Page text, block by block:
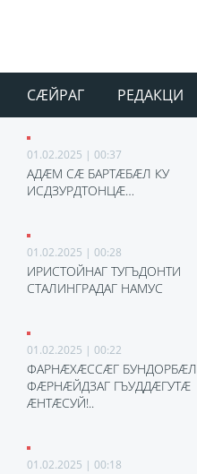
СÆЙРАГ РЕДАКЦИ
01.02.2025 | 00:37
АДÆМ СÆ БАРТÆБÆЛ КУ
ИСДЗУРДТОНЦÆ…
01.02.2025 | 00:28
ИРИСТОЙНАГ ТУГЪДОНТИ
СТАЛИНГРАДАГ НАМУС
01.02.2025 | 00:22
ФАРНÆХÆССÆГ БУНДОРБÆЛ
ФÆРНÆЙДЗАГ ГЪУДДÆГУТÆ
ÆНТÆСУЙ!..
01.02.2025 | 00:18